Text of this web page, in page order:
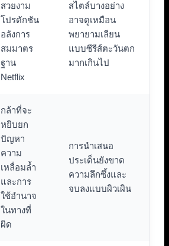
สวยงาม
โปรดักชัน
อลังการ
สมมาตร
ฐาน
Netflix
สไตล์บางอย่าง
อาจดูเหมือน
พยายามเลียน
แบบซีรีส์ตะวันตก
มากเกินไป
กล้าที่จะ
หยิบยก
ปัญหา
ความ
เหลื่อมล้ำ
และการ
ใช้อำนาจ
ในทางที่
ผิด
การนำเสนอ
ประเด็นยังขาด
ความลึกซึ้งและ
จบลงแบบผิวเผิน